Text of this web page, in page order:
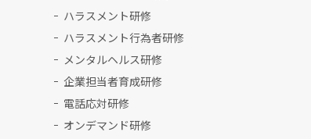
ハラスメント研修
ハラスメント行為者研修
メンタルヘルス研修
企業担当者育成研修
電話応対研修
オンデマンド研修